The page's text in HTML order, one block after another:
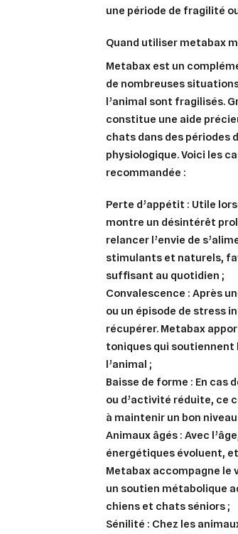
une période de fragilité
quand utiliser metabax
Metabax est un
de nombreuses
l’animal sont fragilisés.
constitue une aide
chats dans des périodes
physiologique. Voici les
recommandée :
Perte d’appétit : Utile
montre un désintérêt
relancer l’envie de
stimulants et naturels,
suffisant au quotidien ;
Convalescence : Après
ou un épisode de stress
récupérer. Metabax
toniques qui soutiennent
l’animal ;
Baisse de forme : En cas
ou d’activité réduite, ce
à maintenir un bon
Animaux âgés : Avec
énergétiques évoluent,
Metabax accompagne le
un soutien métabolique
chiens et chats séniors ;
Sénilité : Chez les